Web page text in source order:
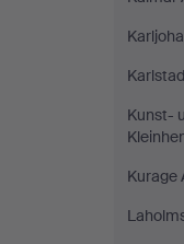
Kunst-
Kurage